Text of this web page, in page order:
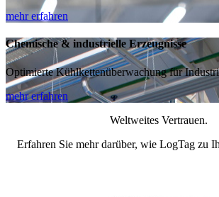
mehr erfahren
Chemische & industrielle Erzeugnisse
Optimierte Kühlkettenüberwachung für
mehr erfahren
Weltweites Vertrauen.
Erfahren Sie mehr darüber, wie LogTag zu